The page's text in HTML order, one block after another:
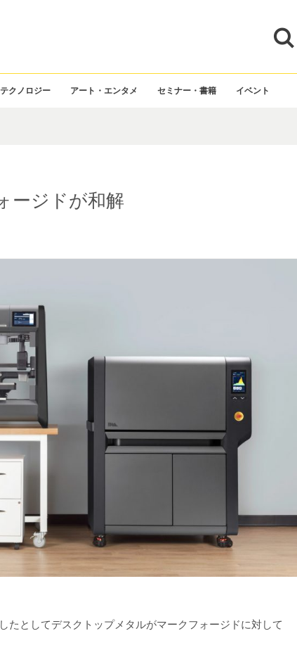
テクノロジー アート・エンタメ セミナー・書籍 イベント
ージドが和解
たとしてデスクトップメタルがマークフォージドに対して